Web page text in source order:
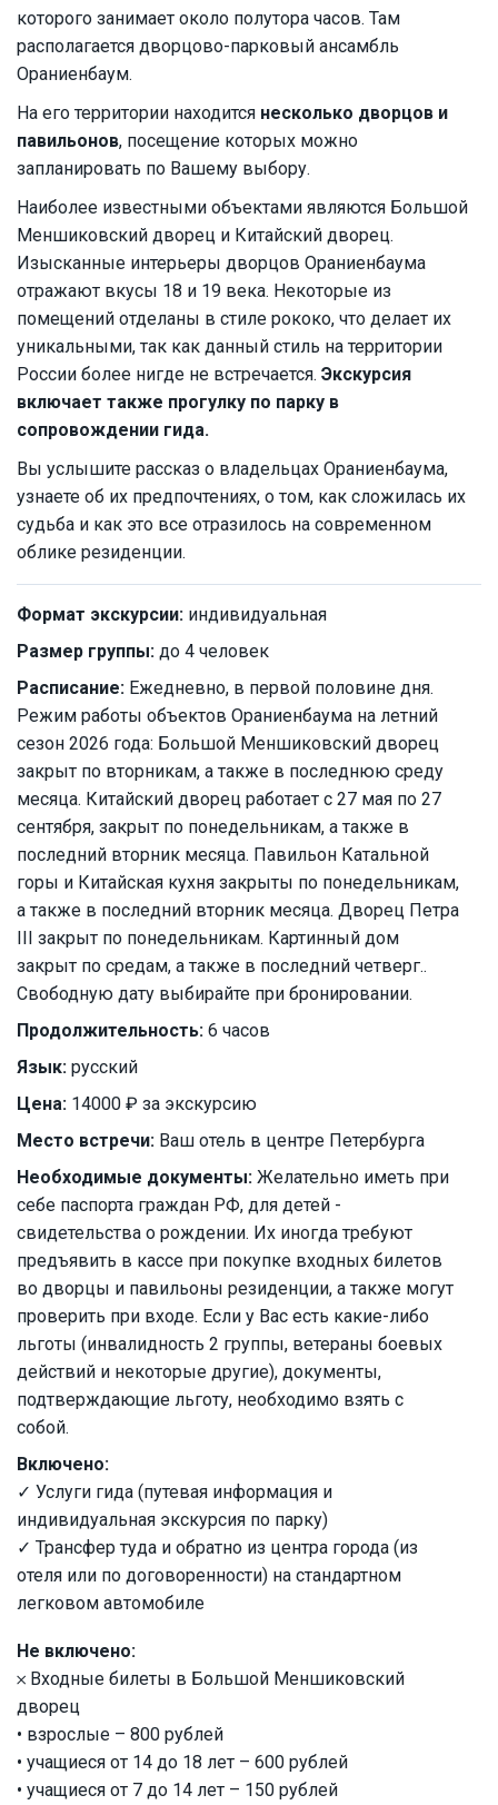
которого занимает около полутора часов. Там
располагается дворцово-парковый ансамбль
Ораниенбаум.
На его территории находится несколько дворцов и
павильонов, посещение которых можно
запланировать по Вашему выбору.
Наиболее известными объектами являются Большой
Меншиковский дворец и Китайский дворец.
Изысканные интерьеры дворцов Ораниенбаума
отражают вкусы 18 и 19 века. Некоторые из
помещений отделаны в стиле рококо, что делает их
уникальными, так как данный стиль на территории
России более нигде не встречается. Экскурсия
включает также прогулку по парку в
сопровождении гида.
Вы услышите рассказ о владельцах Ораниенбаума,
узнаете об их предпочтениях, о том, как сложилась их
судьба и как это все отразилось на современном
облике резиденции.
Формат экскурсии: индивидуальная
Размер группы: до 4 человек
Расписание: Ежедневно, в первой половине дня.
Режим работы объектов Ораниенбаума на летний
сезон 2026 года: Большой Меншиковский дворец
закрыт по вторникам, а также в последнюю среду
месяца. Китайский дворец работает с 27 мая по 27
сентября, закрыт по понедельникам, а также в
последний вторник месяца. Павильон Катальной
горы и Китайская кухня закрыты по понедельникам,
а также в последний вторник месяца. Дворец Петра
III закрыт по понедельникам. Картинный дом
закрыт по средам, а также в последний четверг..
Свободную дату выбирайте при бронировании.
Продолжительность: 6 часов
Язык: русский
Цена: 14000 ₽ за экскурсию
Место встречи: Ваш отель в центре Петербурга
Необходимые документы: Желательно иметь при
себе паспорта граждан РФ, для детей -
свидетельства о рождении. Их иногда требуют
предъявить в кассе при покупке входных билетов
во дворцы и павильоны резиденции, а также могут
проверить при входе. Если у Вас есть какие-либо
льготы (инвалидность 2 группы, ветераны боевых
действий и некоторые другие), документы,
подтверждающие льготу, необходимо взять с
собой.
Включено:
✓ Услуги гида (путевая информация и
индивидуальная экскурсия по парку)
✓ Трансфер туда и обратно из центра города (из
отеля или по договоренности) на стандартном
легковом автомобиле
Не включено:
𐄂 Входные билеты в Большой Меншиковский
дворец
• взрослые – 800 рублей
• учащиеся от 14 до 18 лет – 600 рублей
• учащиеся от 7 до 14 лет – 150 рублей